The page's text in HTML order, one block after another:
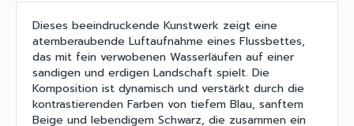
Dieses beeindruckende Kunstwerk zeigt eine
atemberaubende Luftaufnahme eines Flussbettes,
das mit fein verwobenen Wasserläufen auf einer
sandigen und erdigen Landschaft spielt. Die
Komposition ist dynamisch und verstärkt durch die
kontrastierenden Farben von tiefem Blau, sanftem
Beige und lebendigem Schwarz, die zusammen ein